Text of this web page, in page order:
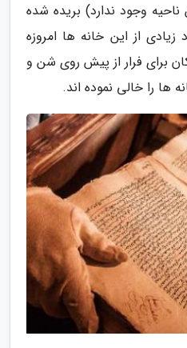
وجود ندارد) بریده شده
از این خانه ها امروزه
برای فرار از پیش روی شن و
ها را خالی نموده اند.